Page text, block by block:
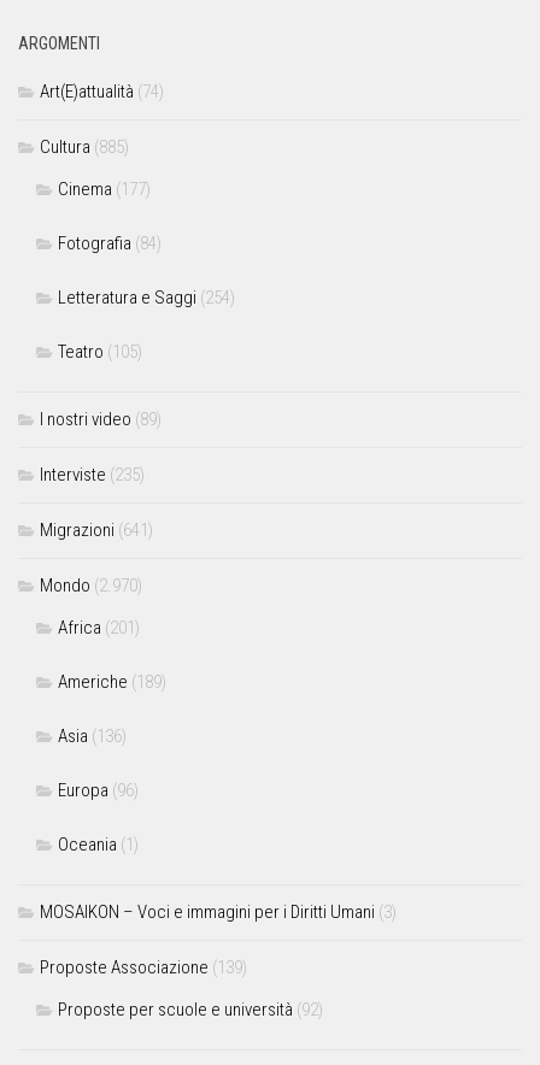
ARGOMENTI
Art(E)attualità (74)
Cultura (885)
Cinema (177)
Fotografia (84)
Letteratura e Saggi (254)
Teatro (105)
I nostri video (89)
Interviste (235)
Migrazioni (641)
Mondo (2.970)
Africa (201)
Americhe (189)
Asia (136)
Europa (96)
Oceania (1)
MOSAIKON – Voci e immagini per i Diritti Umani (3)
Proposte Associazione (139)
Proposte per scuole e università (92)